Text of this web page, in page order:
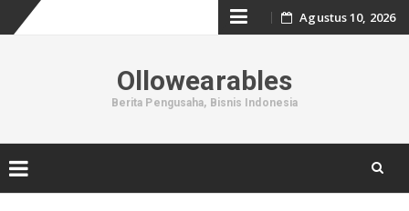
Skip
content
Agustus 10, 2026
Ollowearables
Berita Pengusaha, Bisnis Indonesia